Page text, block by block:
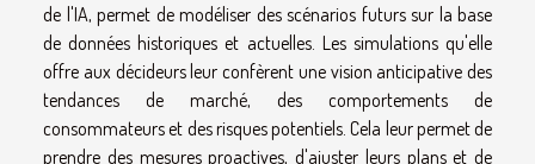
de l'IA, permet de modéliser des scénarios futurs sur la base
de données historiques et actuelles. Les simulations qu'elle
offre aux décideurs leur confèrent une vision anticipative des
tendances de marché, des comportements de
consommateurs et des risques potentiels. Cela leur permet de
prendre des mesures proactives, d'ajuster leurs plans et de